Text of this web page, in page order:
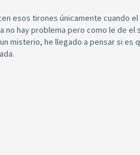
esos tirones únicamente cuando
no hay problema pero como le de
misterio, he llegado a pensar si es